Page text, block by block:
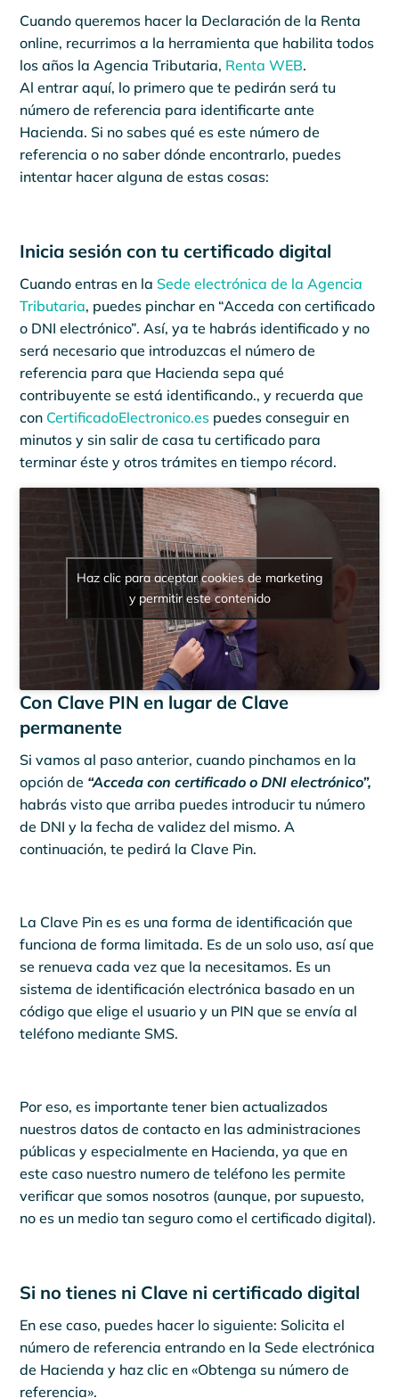
Cuando queremos hacer la Declaración de la Renta
online, recurrimos a la herramienta que habilita todos
los años la Agencia Tributaria, Renta WEB.
Al entrar aquí, lo primero que te pedirán será tu
número de referencia para identificarte ante
Hacienda. Si no sabes qué es este número de
referencia o no saber dónde encontrarlo, puedes
intentar hacer alguna de estas cosas:
Inicia sesión con tu certificado digital
Cuando entras en la Sede electrónica de la Agencia
Tributaria, puedes pinchar en “Acceda con certificado
o DNI electrónico”. Así, ya te habrás identificado y no
será necesario que introduzcas el número de
referencia para que Hacienda sepa qué
contribuyente se está identificando., y recuerda que
con CertificadoElectronico.es puedes conseguir en
minutos y sin salir de casa tu certificado para
terminar éste y otros trámites en tiempo récord.
Haz clic para aceptar cookies de marketing
y permitir este contenido
Con Clave PIN en lugar de Clave
permanente
Si vamos al paso anterior, cuando pinchamos en la
opción de “Acceda con certificado o DNI electrónico”,
habrás visto que arriba puedes introducir tu número
de DNI y la fecha de validez del mismo. A
continuación, te pedirá la Clave Pin.
La Clave Pin es es una forma de identificación que
funciona de forma limitada. Es de un solo uso, así que
se renueva cada vez que la necesitamos. Es un
sistema de identificación electrónica basado en un
código que elige el usuario y un PIN que se envía al
teléfono mediante SMS.
Por eso, es importante tener bien actualizados
nuestros datos de contacto en las administraciones
públicas y especialmente en Hacienda, ya que en
este caso nuestro numero de teléfono les permite
verificar que somos nosotros (aunque, por supuesto,
no es un medio tan seguro como el certificado digital).
Si no tienes ni Clave ni certificado digital
En ese caso, puedes hacer lo siguiente: Solicita el
número de referencia entrando en la Sede electrónica
de Hacienda y haz clic en «Obtenga su número de
referencia».